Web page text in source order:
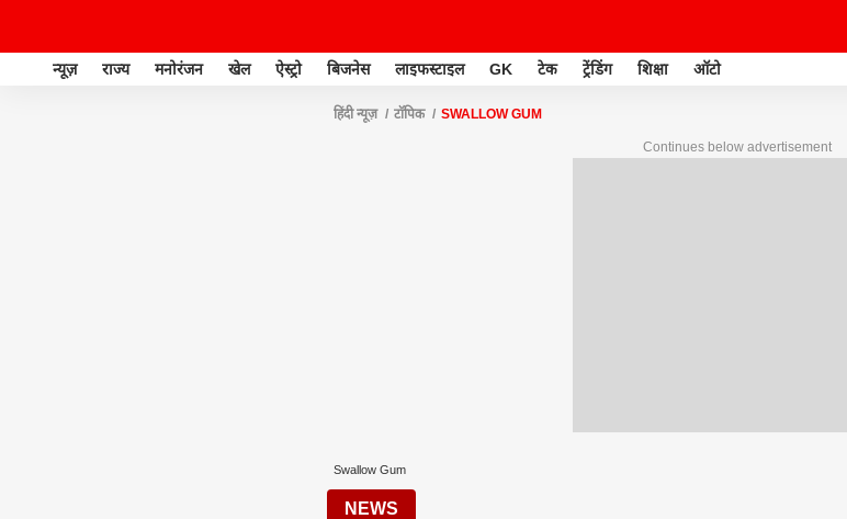
न्यूज़ राज्य मनोरंजन खेल ऐस्ट्रो बिजनेस लाइफस्टाइल GK टेक ट्रेंडिंग शिक्षा ऑटो
हिंदी न्यूज़ टॉपिक SWALLOW GUM
Continues below advertisement
Swallow Gum
NEWS